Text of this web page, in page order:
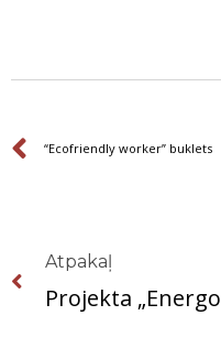
Prev
“Ecofriendly worker” buklets
Atpakaļ